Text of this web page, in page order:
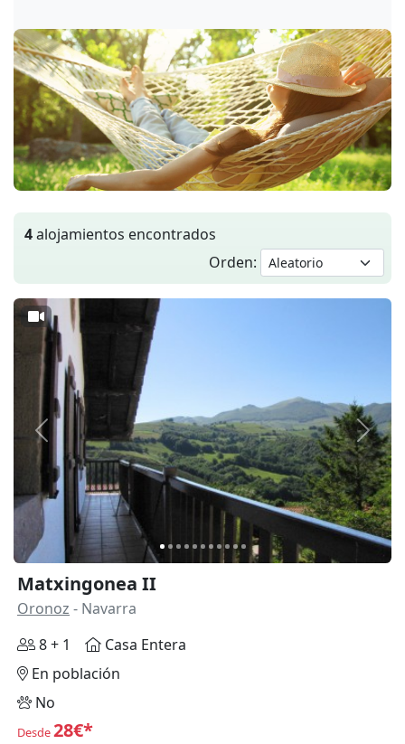
4alojamientos encontrados
Orden:
Anterior
Matxingonea II
Oronoz - Navarra
8 + 1
Casa Entera
En población
No
Desde28€*